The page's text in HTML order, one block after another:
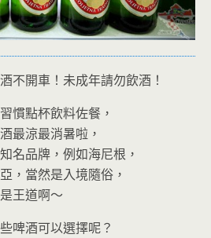
不開車！未成年請勿飲酒！
慣點杯飲料佐餐，
最涼最消暑啦，
名品牌，例如海尼根，
，當然是入境隨俗，
王道啊～
啤酒可以選擇呢？